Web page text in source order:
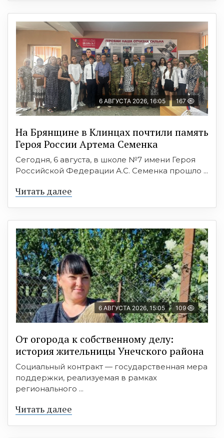
6 АВГУСТА 2026, 16:05 167
На Брянщине в Клинцах почтили память
Героя России Артема Семенка
Сегодня, 6 августа, в школе №7 имени Героя
Российской Федерации А.С. Семенка прошло ...
Читать далее
6 АВГУСТА 2026, 15:05 109
От огорода к собственному делу:
история жительницы Унечского района
Социальный контракт — государственная мера
поддержки, реализуемая в рамках
регионального ...
Читать далее